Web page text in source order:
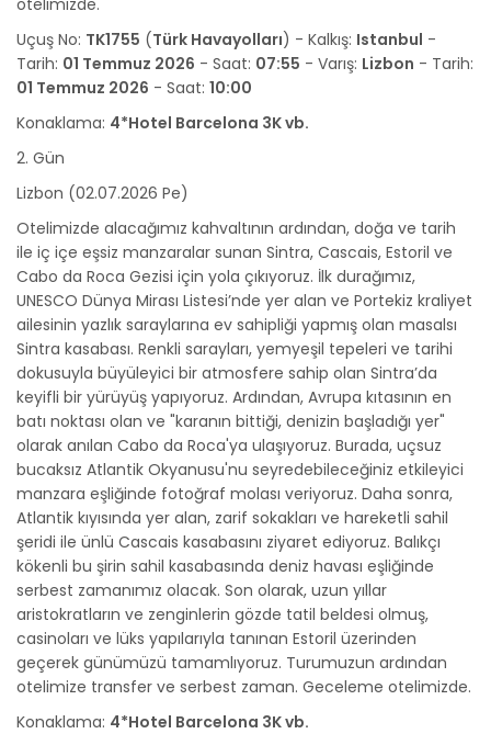
otelimizde.
Uçuş No: TK1755 (Türk Havayolları) - Kalkış: Istanbul -
Tarih: 01 Temmuz 2026 - Saat: 07:55 - Varış: Lizbon - Tarih:
01 Temmuz 2026 - Saat: 10:00
Konaklama: 4*Hotel Barcelona 3K vb.
2. Gün
Lizbon (02.07.2026 Pe)
Otelimizde alacağımız kahvaltının ardından, doğa ve tarih
ile iç içe eşsiz manzaralar sunan Sintra, Cascais, Estoril ve
Cabo da Roca Gezisi için yola çıkıyoruz. İlk durağımız,
UNESCO Dünya Mirası Listesi’nde yer alan ve Portekiz kraliyet
ailesinin yazlık saraylarına ev sahipliği yapmış olan masalsı
Sintra kasabası. Renkli sarayları, yemyeşil tepeleri ve tarihi
dokusuyla büyüleyici bir atmosfere sahip olan Sintra’da
keyifli bir yürüyüş yapıyoruz. Ardından, Avrupa kıtasının en
batı noktası olan ve "karanın bittiği, denizin başladığı yer"
olarak anılan Cabo da Roca'ya ulaşıyoruz. Burada, uçsuz
bucaksız Atlantik Okyanusu'nu seyredebileceğiniz etkileyici
manzara eşliğinde fotoğraf molası veriyoruz. Daha sonra,
Atlantik kıyısında yer alan, zarif sokakları ve hareketli sahil
şeridi ile ünlü Cascais kasabasını ziyaret ediyoruz. Balıkçı
kökenli bu şirin sahil kasabasında deniz havası eşliğinde
serbest zamanımız olacak. Son olarak, uzun yıllar
aristokratların ve zenginlerin gözde tatil beldesi olmuş,
casinoları ve lüks yapılarıyla tanınan Estoril üzerinden
geçerek günümüzü tamamlıyoruz. Turumuzun ardından
otelimize transfer ve serbest zaman. Geceleme otelimizde.
Konaklama: 4*Hotel Barcelona 3K vb.